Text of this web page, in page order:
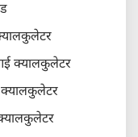
क्यालकुलेटर
क्यालकुलेटर